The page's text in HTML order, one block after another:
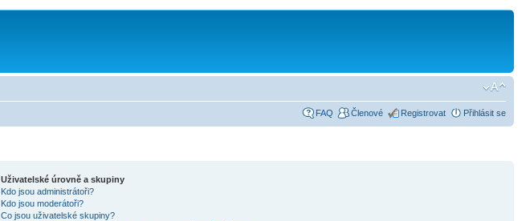
FAQ Členové Registrovat Přihlásit se
Uživatelské úrovně a skupiny
Kdo jsou administrátoři?
Kdo jsou moderátoři?
Co jsou uživatelské skupiny?